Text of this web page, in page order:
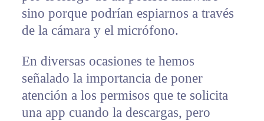
sino porque podrían espiarnos a través
de la cámara y el micrófono.
En diversas ocasiones te hemos
señalado la importancia de poner
atención a los permisos que te solicita
una app cuando la descargas, pero